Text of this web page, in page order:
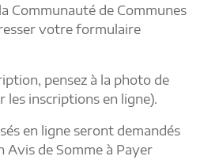
Communauté de Communes
votre formulaire
pensez à la photo de
les inscriptions en ligne).
en ligne seront demandés
Avis de Somme à Payer